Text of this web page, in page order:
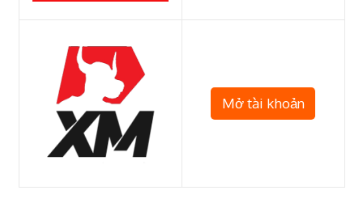
Mở tài khoản